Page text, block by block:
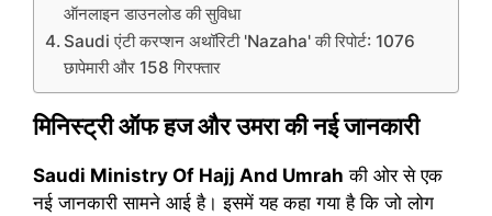
ऑनलाइन डाउनलोड की सुविधा
Saudi एंटी करप्शन अथॉरिटी 'Nazaha' की रिपोर्ट: 1076
छापेमारी और 158 गिरफ्तार
मिनिस्ट्री ऑफ हज और उमरा की नई जानकारी
Saudi Ministry Of Hajj And Umrah की ओर से एक
नई जानकारी सामने आई है। इसमें यह कहा गया है कि जो लोग